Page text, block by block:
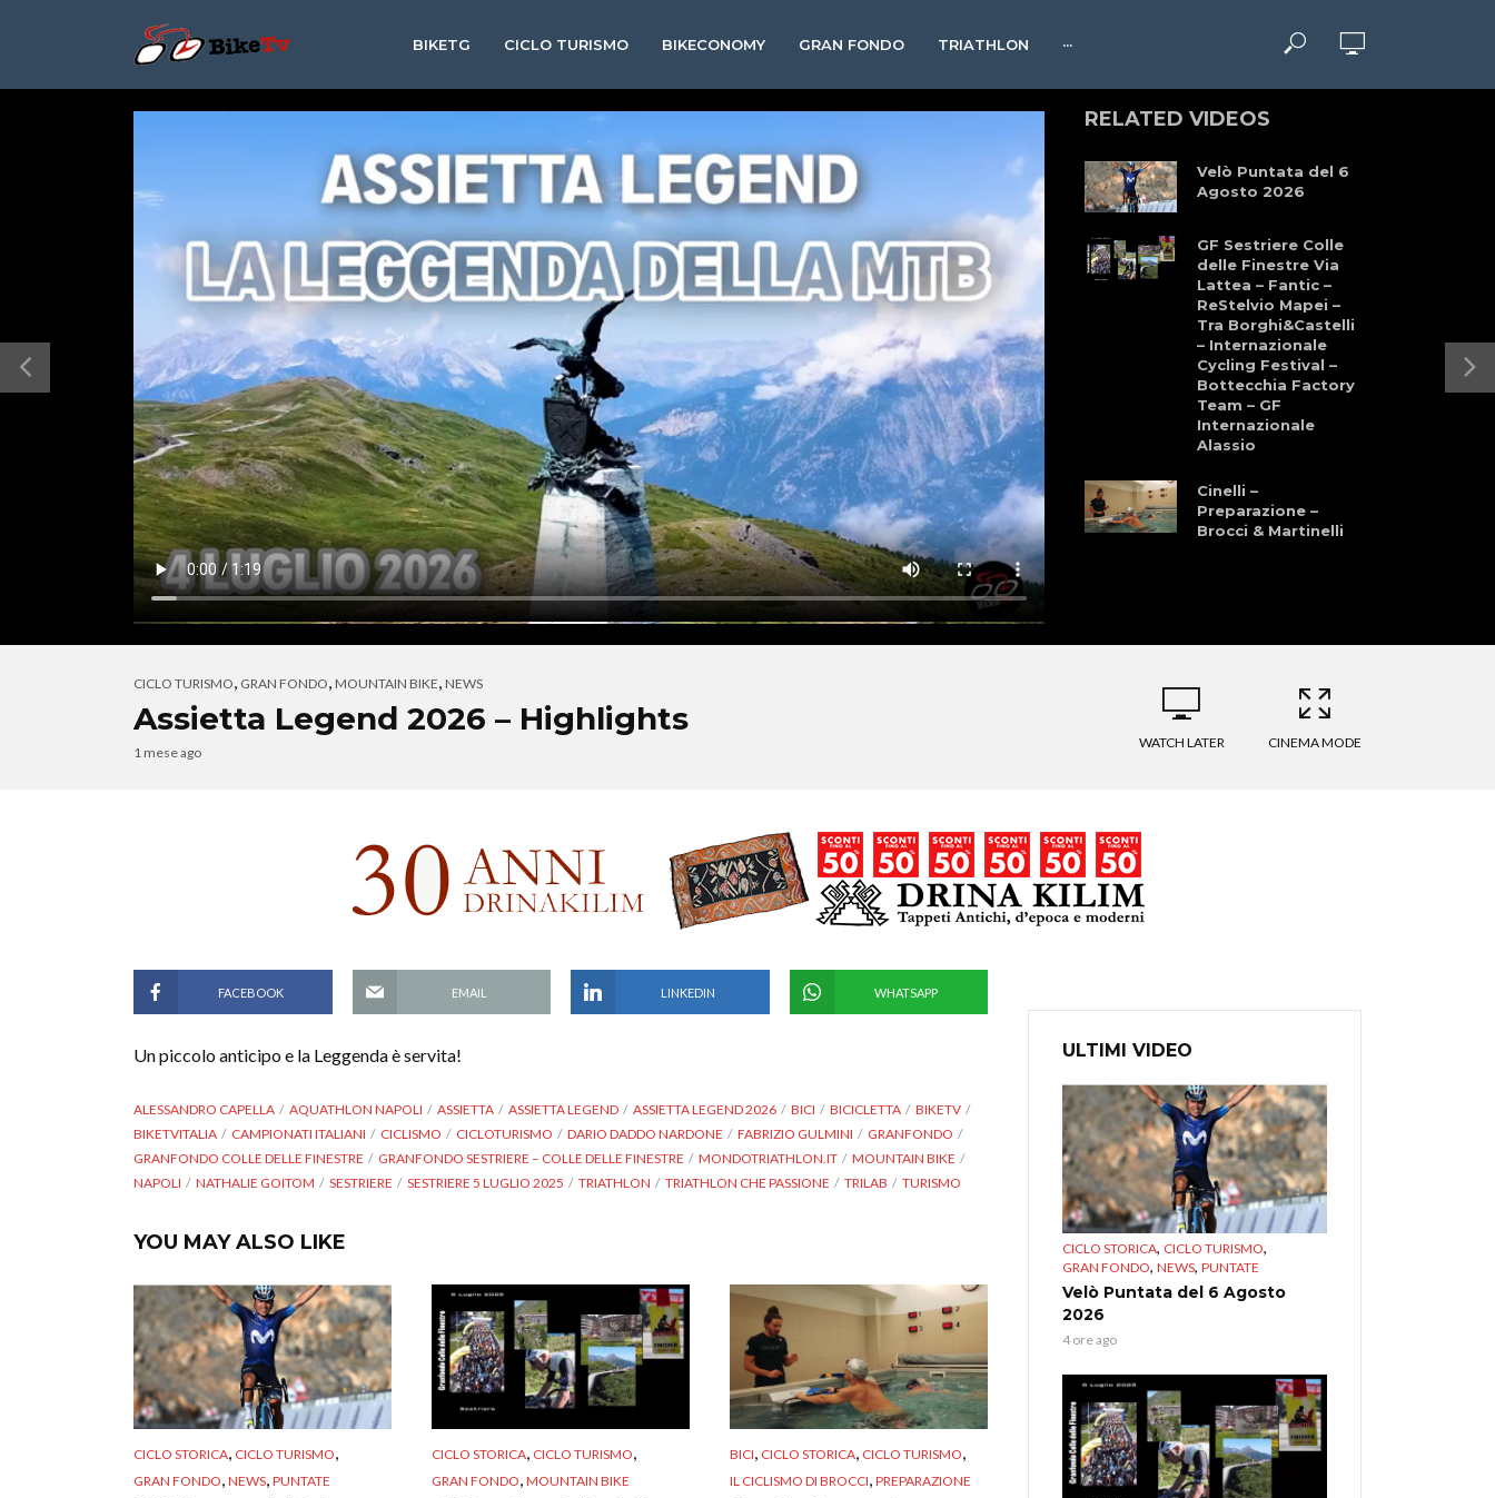
BIKETG CICLO TURISMO BIKECONOMY GRAN FONDO TRIATHLON ···
RELATED VIDEOS
Velò Puntata del 6
Agosto 2026
GF Sestriere Colle
delle Finestre Via
Lattea – Fantic –
ReStelvio Mapei –
Tra Borghi&Castelli
– Internazionale
Cycling Festival –
Bottecchia Factory
Team – GF
Internazionale
Alassio
Cinelli –
Preparazione –
Brocci & Martinelli
Marathon: Storia,
Cultura, Sport, e
Natura
CICLO TURISMO, GRAN FONDO, MOUNTAIN BIKE, NEWS
Assietta Legend 2026 – Highlights
1 mese ago
WATCH LATER CINEMA MODE
FACEBOOK EMAIL LINKEDIN WHATSAPP
Un piccolo anticipo e la Leggenda è servita!
ALESSANDRO CAPELLA AQUATHLON NAPOLI ASSIETTA ASSIETTA LEGEND ASSIETTA LEGEND 2026 BICI BICICLETTA
BIKETV
BIKETVITALIA
CAMPIONATI ITALIANI CICLISMO CICLOTURISMO DARIO DADDO NARDONE FABRIZIO GULMINI
GRANFONDO
GRANFONDO COLLE DELLE FINESTRE
GRANFONDO SESTRIERE – COLLE DELLE FINESTRE MONDOTRIATHLON.IT
MOUNTAIN BIKE
NAPOLI
NATHALIE GOITOM SESTRIERE SESTRIERE 5 LUGLIO 2025 TRIATHLON TRIATHLON CHE PASSIONE TRILAB TURISMO
YOU MAY ALSO LIKE
CICLO STORICA, CICLO TURISMO,
GRAN FONDO, NEWS, PUNTATE
CICLO STORICA, CICLO TURISMO,
GRAN FONDO, MOUNTAIN BIKE
BICI, CICLO STORICA, CICLO TURISMO,
IL CICLISMO DI BROCCI, PREPARAZIONE
ULTIMI VIDEO
CICLO STORICA, CICLO TURISMO,
GRAN FONDO, NEWS, PUNTATE
Velò Puntata del 6 Agosto
2026
4 ore ago